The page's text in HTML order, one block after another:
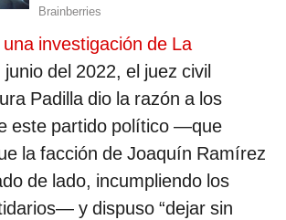
investigación de La
junio del 2022, el juez civil
Padilla dio la razón a los
este partido político —que
la facción de Joaquín Ramírez
de lado, incumpliendo los
y dispuso “dejar sin